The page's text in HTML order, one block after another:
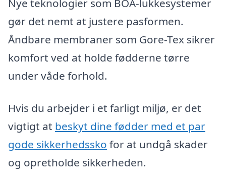
Nye teknologier som BOA-lukkesystemer
gør det nemt at justere pasformen.
Åndbare membraner som Gore-Tex sikrer
komfort ved at holde fødderne tørre
under våde forhold.
Hvis du arbejder i et farligt miljø, er det
vigtigt at beskyt dine fødder med et par
gode sikkerhedssko for at undgå skader
og opretholde sikkerheden.